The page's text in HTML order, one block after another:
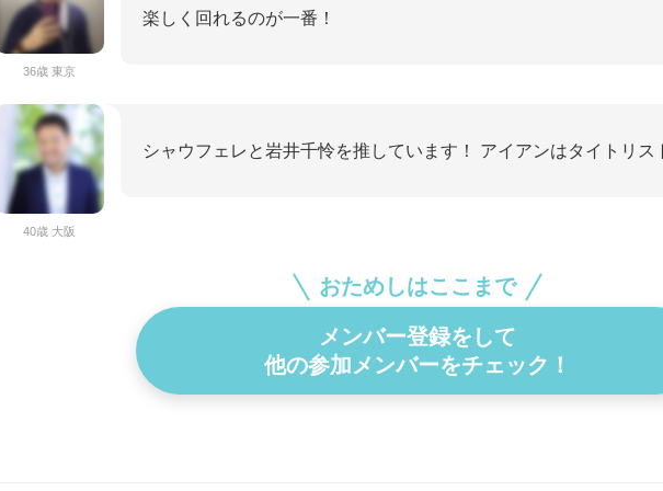
36歳 東京
楽しく回れるのが一番！
40歳 大阪
シャウフェレと岩井千怜を推しています！ アイアンはタイトリス
おためしはここまで
メンバー登録をして
他の参加メンバーをチェック！